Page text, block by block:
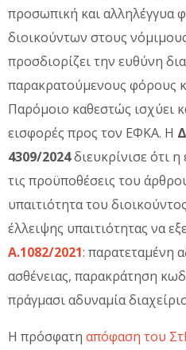
προσωπική και αλληλέγγυα
διοικούντων στους
προσδιορίζει την ευθύνη
παρακρατούμενους φόρους
Παρόμοιο καθεστώς ισχύει
εισφορές προς τον ΕΦΚΑ. Η
4309/2024διευκρίνισε ότι
τις προϋποθέσεις του
υπαιτιότητα του
έλλειψης υπαιτιότητας να
Α.1082/2021: παρατεταμένη
ασθένειας, παρακράτηση
πράγμασι αδυναμία
Η πρόσφατη απόφαση του